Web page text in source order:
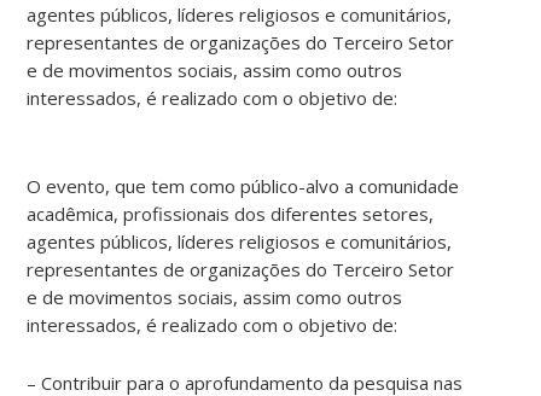
agentes públicos, líderes religiosos e comunitários,
representantes de organizações do Terceiro Setor
e de movimentos sociais, assim como outros
interessados, é realizado com o objetivo de:
O evento, que tem como público-alvo a comunidade
acadêmica, profissionais dos diferentes setores,
agentes públicos, líderes religiosos e comunitários,
representantes de organizações do Terceiro Setor
e de movimentos sociais, assim como outros
interessados, é realizado com o objetivo de:
– Contribuir para o aprofundamento da pesquisa nas